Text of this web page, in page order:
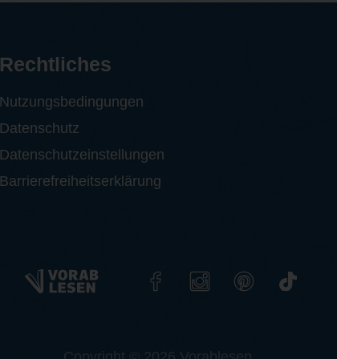
Rechtliches
Nutzungsbedingungen
Datenschutz
Datenschutzeinstellungen
Barrierefreiheitserklärung